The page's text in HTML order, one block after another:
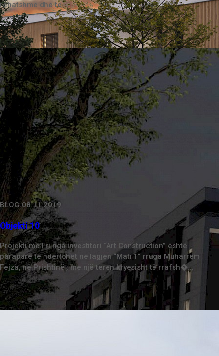
rehatshme dhe të...
BLOG 08.11.2019
Objekti 10
Projekti më I ri nga investitori “Art Construction” është
paraparë të ndërtohet ne lagjen “Mati 1” rruga Muharrem
Fejza, në Prishtinë , me një teren kryesisht të rrafsh�...